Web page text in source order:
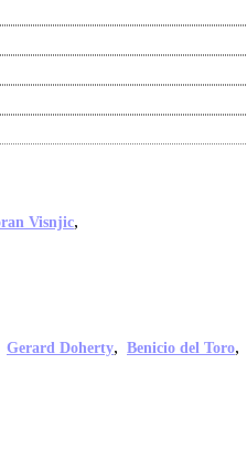
Visnjic,
Gerard Doherty, Benicio del Toro,